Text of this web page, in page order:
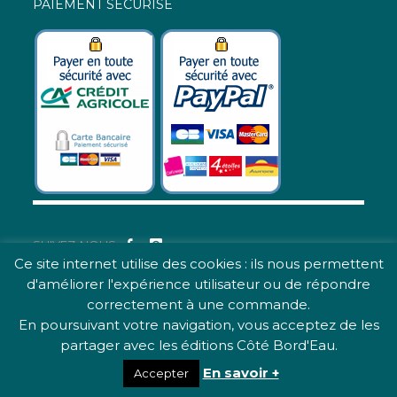
PAIEMENT SECURISE
SUIVEZ-NOUS
© 2019 Tous droits réservés.
Création : CHOCOLAT NOIR :
création de site internet à
Bordeaux.
Ce site internet utilise des cookies : ils nous permettent
d'améliorer l'expérience utilisateur ou de répondre
correctement à une commande.
En poursuivant votre navigation, vous acceptez de les
partager avec les éditions Côté Bord'Eau.
Accepter En savoir +